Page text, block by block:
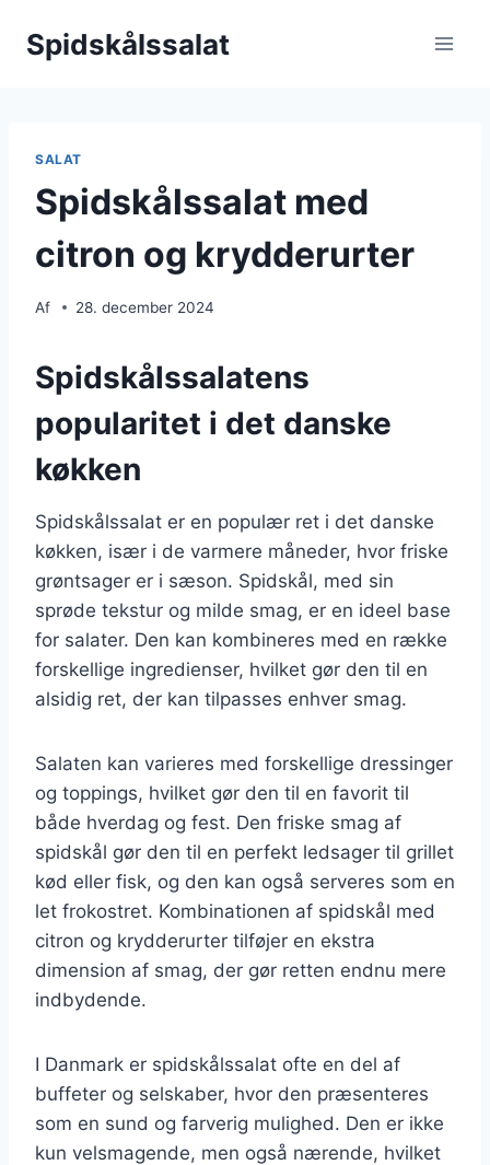
Spidskålssalat
SALAT
Spidskålssalat med
citron og krydderurter
Af 28. december 2024
Spidskålssalatens
popularitet i det danske
køkken
Spidskålssalat er en populær ret i det danske
køkken, især i de varmere måneder, hvor friske
grøntsager er i sæson. Spidskål, med sin
sprøde tekstur og milde smag, er en ideel base
for salater. Den kan kombineres med en række
forskellige ingredienser, hvilket gør den til en
alsidig ret, der kan tilpasses enhver smag.
Salaten kan varieres med forskellige dressinger
og toppings, hvilket gør den til en favorit til
både hverdag og fest. Den friske smag af
spidskål gør den til en perfekt ledsager til grillet
kød eller fisk, og den kan også serveres som en
let frokostret. Kombinationen af spidskål med
citron og krydderurter tilføjer en ekstra
dimension af smag, der gør retten endnu mere
indbydende.
I Danmark er spidskålssalat ofte en del af
buffeter og selskaber, hvor den præsenteres
som en sund og farverig mulighed. Den er ikke
kun velsmagende, men også nærende, hvilket